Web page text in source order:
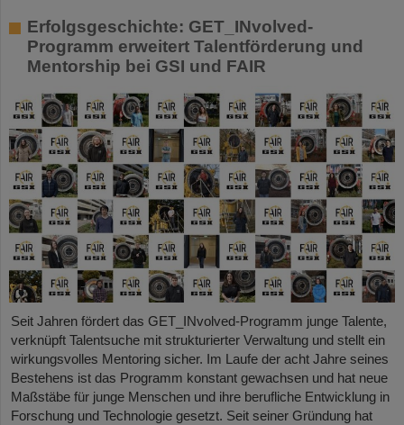
Erfolgsgeschichte: GET_INvolved-
Programm erweitert Talentförderung und
Mentorship bei GSI und FAIR
Seit Jahren fördert das GET_INvolved-Programm junge Talente,
verknüpft Talentsuche mit strukturierter Verwaltung und stellt ein
wirkungsvolles Mentoring sicher. Im Laufe der acht Jahre seines
Bestehens ist das Programm konstant gewachsen und hat neue
Maßstäbe für junge Menschen und ihre berufliche Entwicklung in
Forschung und Technologie gesetzt. Seit seiner Gründung hat